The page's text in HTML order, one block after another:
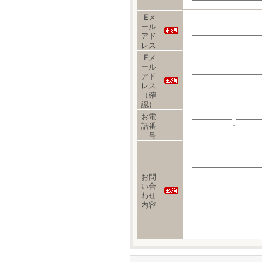
Eメ
ール
アド
レス
Eメ
ール
アド
レス
（確
認）
お電
話番
号
-
お問
い合
わせ
内容